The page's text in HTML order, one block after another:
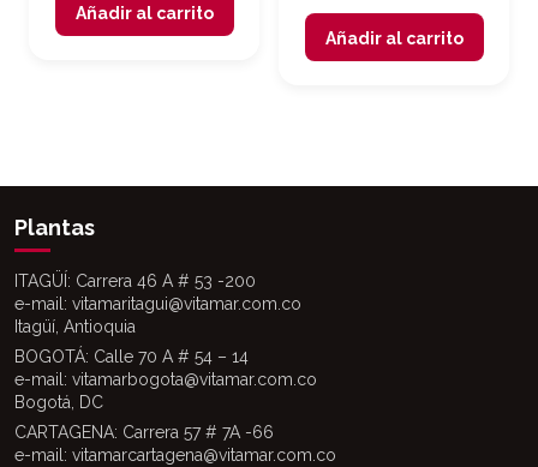
Añadir al carrito
Añadir al carrito
Plantas
ITAGÜÍ: Carrera 46 A # 53 -200
e-mail: vitamaritagui@vitamar.com.co
Itagüí, Antioquia
BOGOTÁ: Calle 70 A # 54 – 14
e-mail: vitamarbogota@vitamar.com.co
Bogotá, DC
CARTAGENA: Carrera 57 # 7A -66
e-mail: vitamarcartagena@vitamar.com.co